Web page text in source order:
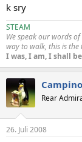
k sry
STEAM
We speak our words
way to walk, this is the
I was, I am, I shall be
Rear
26. Juli 2008